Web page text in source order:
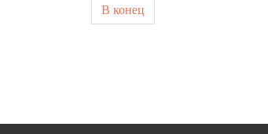
В конец